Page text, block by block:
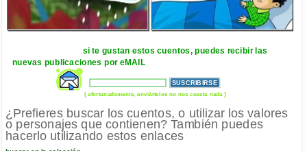
si te gustan estos cuentos, puedes recibir las
nuevas publicaciones por eMAIL
( afortunadamente, enviártelos no nos cuesta nada )
¿Prefieres buscar los cuentos, o utilizar los valores
o personajes que contienen? También puedes
hacerlo utilizando estos enlaces